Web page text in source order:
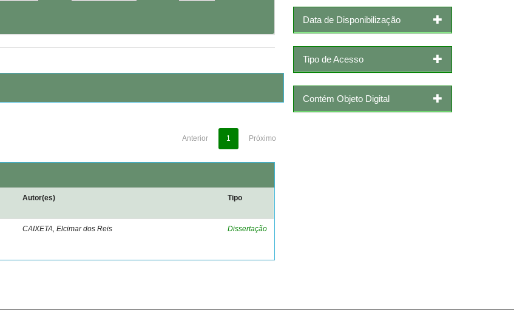
Anterior 1 Próximo
Autor(es) Tipo
CAIXETA, Elcimar dos Reis Dissertação
Data de Disponibilização
Tipo de Acesso
Contém Objeto Digital